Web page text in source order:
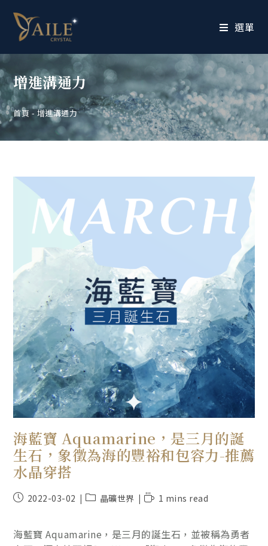
選單
增進溝通力
首頁-增進溝通力
海藍寶 Aquamarine，是三月的誕
生石，象徵為海的豐裕和包容力-推薦
水晶穿搭
2022-03-02 晶礦世界 1 mins read
海藍寶 Aquamarine，是三月的誕生石，並被稱為勇者